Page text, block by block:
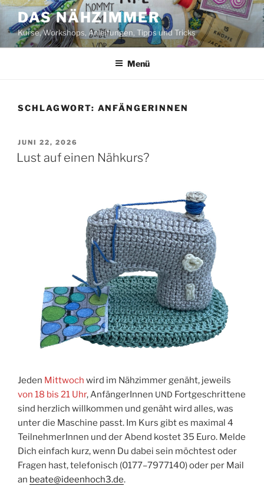
Zum
Inhalt
springen
DAS NÄHZIMMER
Kurse, Workshops, Anleitungen, Tipps und Tricks
Menü
SCHLAGWORT: ANFÄNGERINNEN
VERÖFFENTLICHT
AM
JUNI 22, 2026
Lust auf einen Nähkurs?
Jeden Mitt­woch wird im Näh­zim­mer genäht, jeweils
von 18 bis 21 Uhr, Anfän­ge­rIn­nen UND Fort­ge­schrit­te­ne
sind herz­lich will­kom­men und genäht wird alles, was
unter die Maschi­ne passt. Im Kurs gibt es maxi­mal 4
Teil­neh­me­rIn­nen und der Abend kos­tet 35 Euro. Mel­de
Dich ein­fach kurz, wenn Du dabei sein möch­test oder
Fra­gen hast, tele­fo­nisch (0177–7977140) oder per Mail
an beate@ideenhoch3.de.